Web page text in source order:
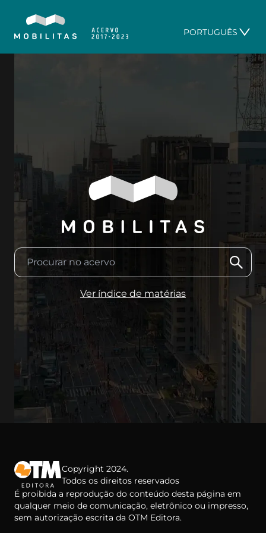
PORTUGUÊS
Procurar no acervo
Ver índice de matérias
Copyright 2024.
Todos os direitos reservados
É proibida a reprodução do conteúdo desta página em
qualquer meio de comunicação, eletrônico ou impresso,
sem autorização escrita da OTM Editora.